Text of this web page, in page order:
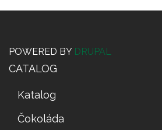
POWERED BY DRUPAL
CATALOG
Katalog
Čokoláda